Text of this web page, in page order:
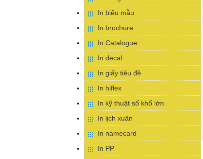
In biểu mẫu
In brochure
In Catalogue
In decal
In giấy tiêu đề
In hiflex
In kỹ thuật số khổ lớn
In lịch xuân
In namecard
In PP